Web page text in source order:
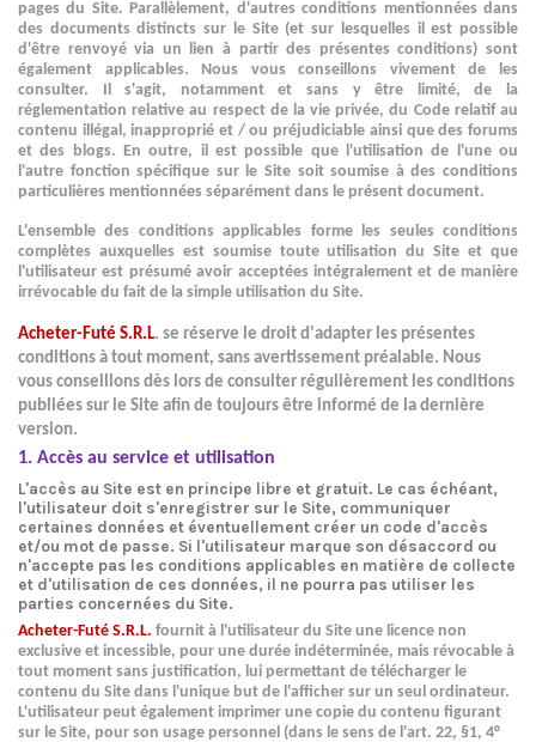
pages du Site. Parallèlement, d'autres conditions mentionnées dans
des documents distincts sur le Site (et sur lesquelles il est possible
d'être renvoyé via un lien à partir des présentes conditions) sont
également applicables. Nous vous conseillons vivement de les
consulter. Il s'agit, notamment et sans y être limité, de la
réglementation relative au respect de la vie privée, du Code relatif au
contenu illégal, inapproprié et / ou préjudiciable ainsi que des forums
et des blogs. En outre, il est possible que l'utilisation de l'une ou
l'autre fonction spécifique sur le Site soit soumise à des conditions
particulières mentionnées séparément dans le présent document.
L'ensemble des conditions applicables forme les seules conditions
complètes auxquelles est soumise toute utilisation du Site et que
l'utilisateur est présumé avoir acceptées intégralement et de manière
irrévocable du fait de la simple utilisation du Site.
Acheter-Futé S.R.L. se réserve le droit d'adapter les présentes
conditions à tout moment, sans avertissement préalable. Nous
vous conseillons dès lors de consulter régulièrement les conditions
publiées sur le Site afin de toujours être informé de la dernière
version.
1. Accès au service et utilisation
L'accès au Site est en principe libre et gratuit. Le cas échéant,
l'utilisateur doit s'enregistrer sur le Site, communiquer
certaines données et éventuellement créer un code d'accès
et/ou mot de passe. Si l'utilisateur marque son désaccord ou
n'accepte pas les conditions applicables en matière de collecte
et d'utilisation de ces données, il ne pourra pas utiliser les
parties concernées du Site.
Acheter-Futé S.R.L. fournit à l'utilisateur du Site une licence non
exclusive et incessible, pour une durée indéterminée, mais révocable à
tout moment sans justification, lui permettant de télécharger le
contenu du Site dans l'unique but de l'afficher sur un seul ordinateur.
L'utilisateur peut également imprimer une copie du contenu figurant
sur le Site, pour son usage personnel (dans le sens de l'art. 22, §1, 4°